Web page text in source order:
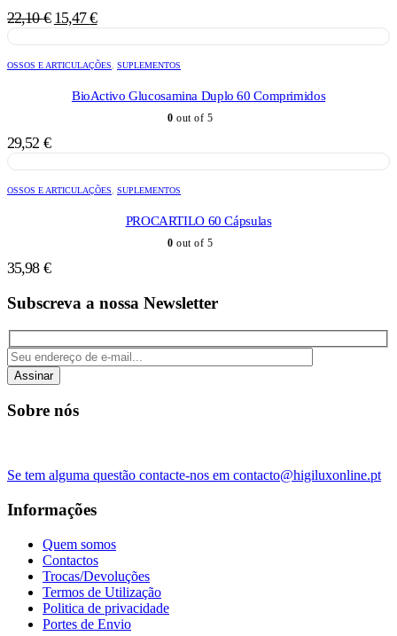
22,10€ O
era:
22,10 €.
15,47€O
é:
15,47 €.
OSSOS E ARTICULAÇÕES SUPLEMENTOS
BioActivo Glucosamina Duplo 60 Comprimidos
0 out of 5
29,52 €
OSSOS E ARTICULAÇÕES SUPLEMENTOS
PROCARTILO 60 Cápsulas
0 out of 5
35,98 €
Subscreva a nossa Newsletter
Assinar
Sobre nós
Se tem alguma questão contacte-nos em contacto@higiluxonline.pt
Informações
Quem somos
Contactos
Trocas/Devoluções
Termos de Utilização
Politica de privacidade
Portes de Envio